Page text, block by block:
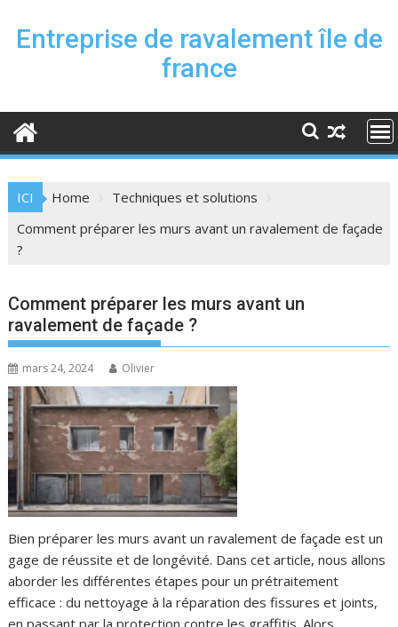
content
Entreprise de ravalement île de
france
ICI Home
Techniques et solutions
Comment préparer les murs avant un ravalement de façade
?
Comment préparer les murs avant un
ravalement de façade ?
mars 24, 2024 Olivier
Bien préparer les murs avant un ravalement de façade est un
gage de réussite et de longévité. Dans cet article, nous allons
aborder les différentes étapes pour un prétraitement
efficace : du nettoyage à la réparation des fissures et joints,
en passant par la protection contre les graffitis. Alors,